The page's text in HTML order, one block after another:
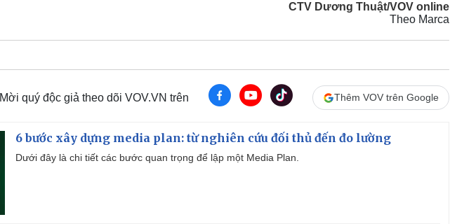
CTV Dương Thuật/VOV online
Theo Marca
Mời quý độc giả theo dõi VOV.VN trên Thêm VOV trên Google
6 bước xây dựng media plan: từ nghiên cứu đối thủ đến đo lường
Dưới đây là chi tiết các bước quan trọng để lập một Media Plan.